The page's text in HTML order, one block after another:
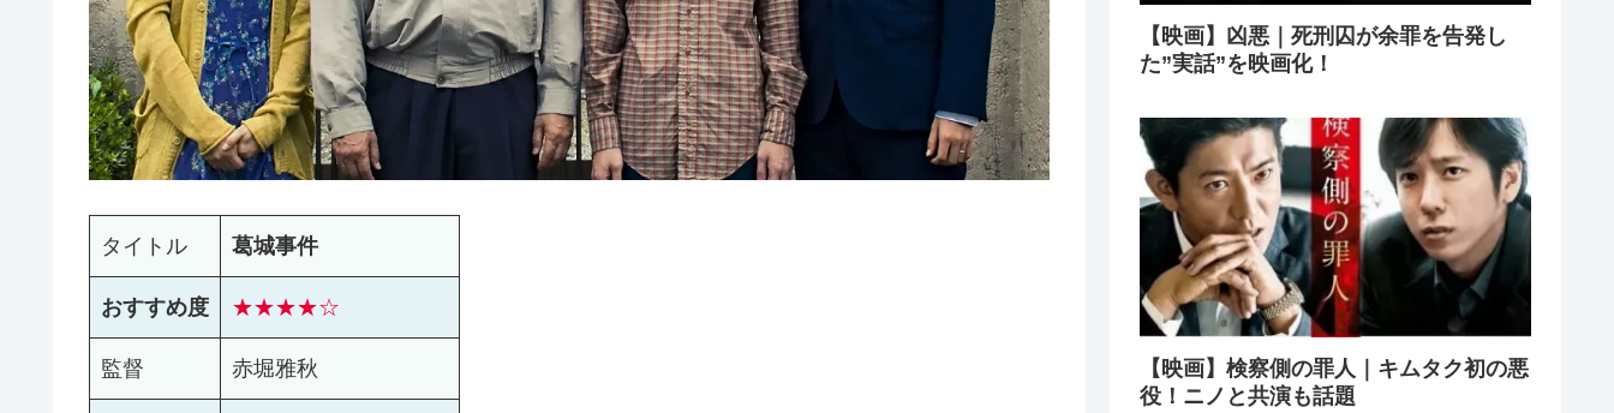
タイトル 葛城事件
おすすめ度 ★★★★☆
監督 赤堀雅秋
【映画】凶悪｜死刑囚が余罪を告発し
た”実話”を映画化！
【映画】検察側の罪人｜キムタク初の悪
役！ニノと共演も話題